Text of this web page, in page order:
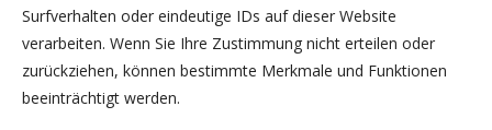
Surfverhalten oder eindeutige IDs auf dieser Website
verarbeiten. Wenn Sie Ihre Zustimmung nicht erteilen oder
zurückziehen, können bestimmte Merkmale und Funktionen
beeinträchtigt werden.